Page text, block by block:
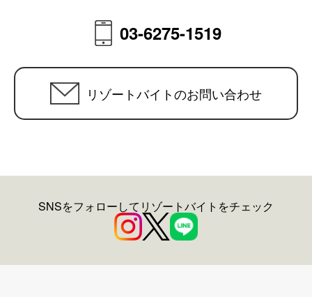
03-6275-1519
リゾートバイトのお問い合わせ
SNSをフォローしてリゾートバイトをチェック